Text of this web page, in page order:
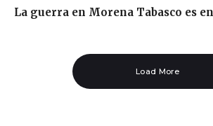
La guerra en Morena Tabasco es
Load More